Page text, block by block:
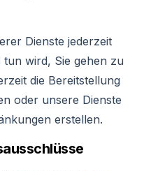
Dienste jederzeit
wird, Sie gehen zu
die Bereitstellung
oder unsere Dienste
erstellen.